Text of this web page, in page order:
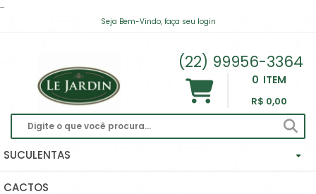
...
Seja Bem-Vindo, faça seu login
(22) 99956-3364
0 ITEM
R$ 0,00
SUCULENTAS
Haworthias Importadas
CACTOS